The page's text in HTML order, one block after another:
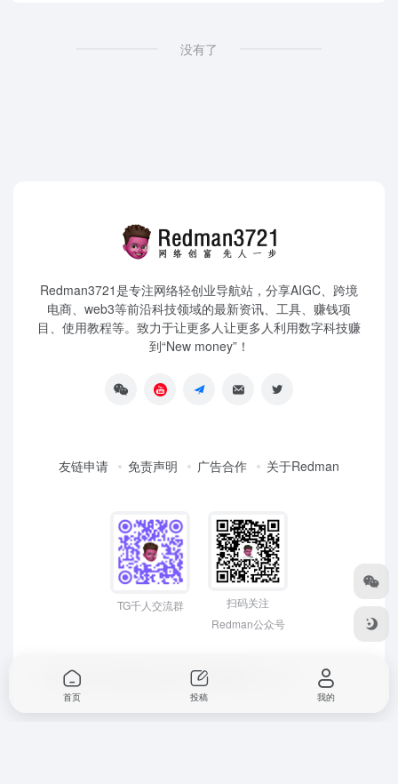
没有了
Redman3721是专注网络轻创业导航站，分享AIGC、跨境
电商、web3等前沿科技领域的最新资讯、工具、赚钱项
目、使用教程等。致力于让更多人让更多人利用数字科技赚
到“New money”！
友链申请 免责声明 广告合作 关于Redman
TG千人交流群
扫码关注
Redman公众号
Copyright © 2026 Redman3721 | 网络创富 先人一步！
首页 投稿 我的